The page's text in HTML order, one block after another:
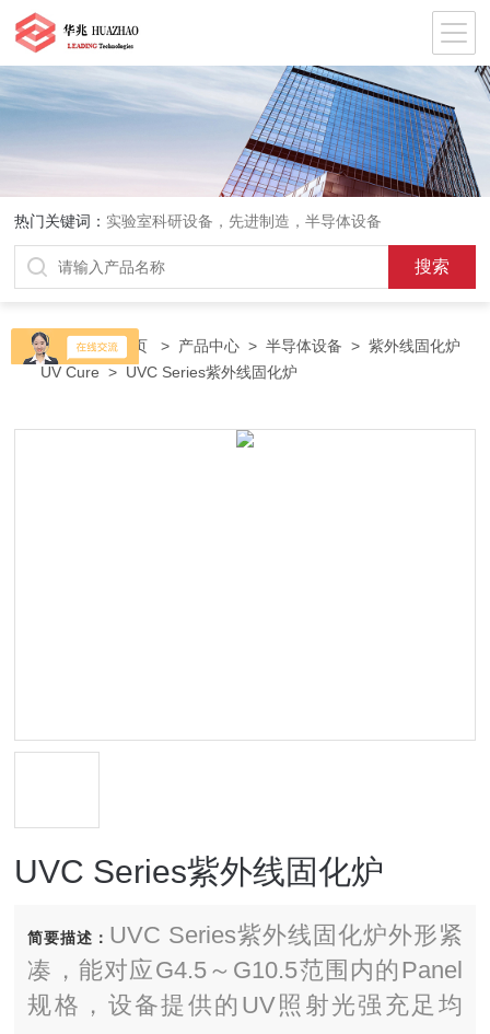
热门关键词： 实验室科研设备，先进制造，半导体设备
当前位置：首页 > 产品中心 >半导体设备 >紫外线固化炉
UV Cure > UVC Series紫外线固化炉
UVC Series紫外线固化炉
简要描述： UVC Series紫外线固化炉外形紧
凑，能对应G4.5～G10.5范围内的Panel
规格，设备提供的UV照射光强充足均